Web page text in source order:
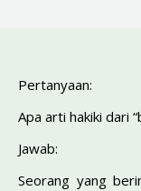
Pertanyaan:
Apa arti hakiki dari
Jawab:
Seorang yang